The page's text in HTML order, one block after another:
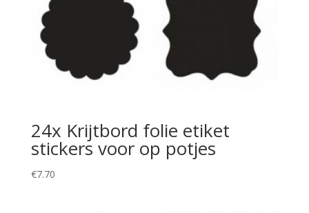
24x Krijtbord folie etiket
stickers voor op potjes
€7.70